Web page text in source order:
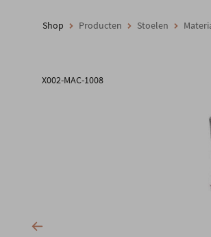
Shop Producten Stoelen
X002-MAC-1008